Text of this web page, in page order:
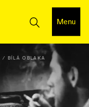
Menu
BÍLÁ OBLAKA